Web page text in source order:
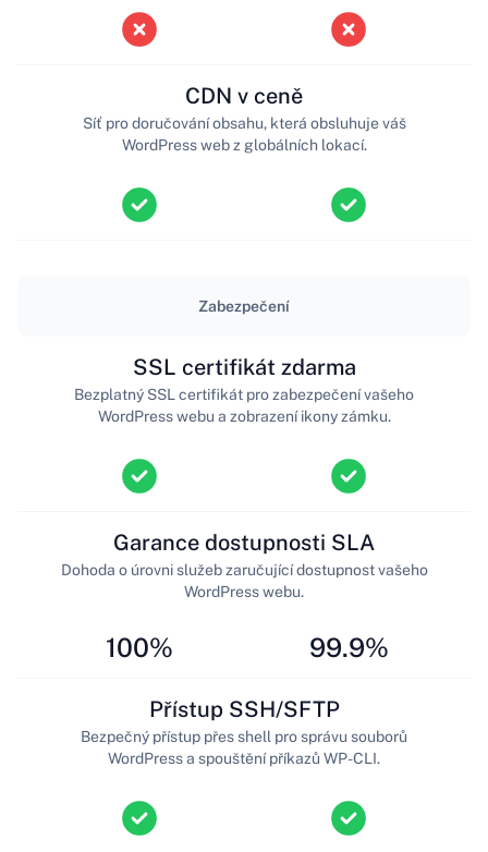
CDN v ceně
Síť pro doručování obsahu, která obsluhuje váš
WordPress web z globálních lokací.
Zabezpečení
SSL certifikát zdarma
Bezplatný SSL certifikát pro zabezpečení vašeho
WordPress webu a zobrazení ikony zámku.
100%
Garance dostupnosti SLA
Dohoda o úrovni služeb zaručující dostupnost vašeho
WordPress webu.
99.9%
Přístup SSH/SFTP
Bezpečný přístup přes shell pro správu souborů
WordPress a spouštění příkazů WP-CLI.